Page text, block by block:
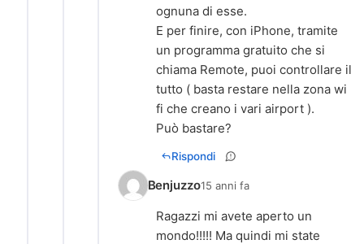
ognuna di esse.
E per finire, con iPhone, tramite
un programma gratuito che si
chiama Remote, puoi controllare il
tutto ( basta restare nella zona wi
fi che creano i vari airport ).
Può bastare?
Rispondi
Benjuzzo15 anni fa
Ragazzi mi avete aperto un
mondo!!!!! Ma quindi mi state